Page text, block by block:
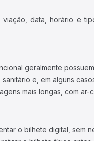
data, horário e
geralmente
e, em alguns
mais longas, com
o bilhete digital, sem